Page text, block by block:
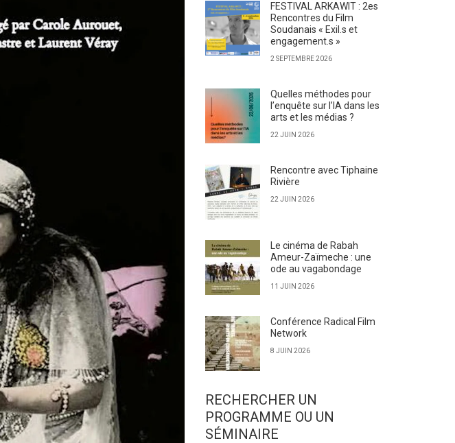
FESTIVAL ARKAWIT : 2es
Rencontres du Film
Soudanais « Exil.s et
engagement.s »
2 SEPTEMBRE 2026
Quelles méthodes pour
l’enquête sur l’IA dans les
arts et les médias ?
22 JUIN 2026
Rencontre avec Tiphaine
Rivière
22 JUIN 2026
Le cinéma de Rabah
Ameur-Zaïmeche : une
ode au vagabondage
11 JUIN 2026
Conférence Radical Film
Network
8 JUIN 2026
RECHERCHER UN
PROGRAMME OU UN
SÉMINAIRE